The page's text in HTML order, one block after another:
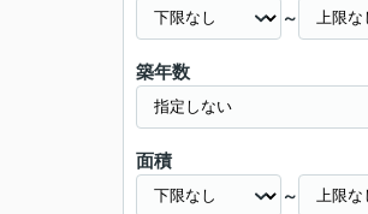
～
築年数
面積
～